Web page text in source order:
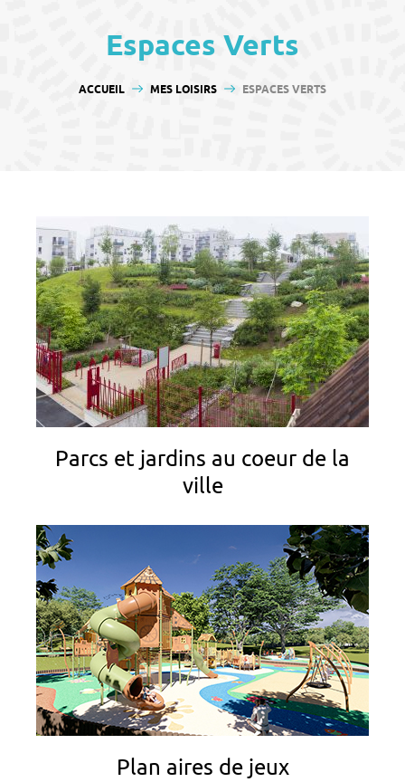
Espaces Verts
VOUS ÊTES ICI :
ACCUEIL MES LOISIRS ESPACES VERTS
Parcs et jardins au coeur de la
ville
Plan aires de jeux